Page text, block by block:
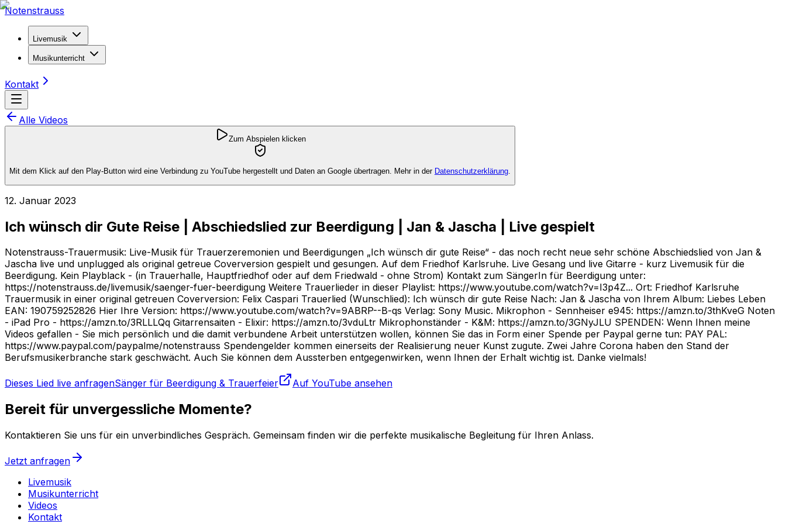
Notenstrauss
Livemusik
Musikunterricht
Kontakt
Alle Videos
Zum Abspielen klicken
Mit dem Klick auf den Play-Button wird eine Verbindung zu YouTube hergestellt und Daten an Google übertragen. Mehr in der Datenschutzerklärung.
12. Januar 2023
Ich wünsch dir Gute Reise | Abschiedslied zur Beerdigung | Jan & Jascha | Live gespielt
Notenstrauss-Trauermusik: Live-Musik für Trauerzeremonien und Beerdigungen „Ich wünsch dir gute Reise“ - das noch recht neue sehr schöne Abschiedslied von Jan &
Jascha live und unplugged als original getreue Coverversion gespielt und gesungen. Auf dem Friedhof Karlsruhe. Live Gesang und live Gitarre - kurz Livemusik für die
Beerdigung. Kein Playblack - (in Trauerhalle, Hauptfriedhof oder auf dem Friedwald - ohne Strom) Kontakt zum SängerIn für Beerdigung unter:
https://notenstrauss.de/livemusik/saenger-fuer-beerdigung Weitere Trauerlieder in dieser Playlist: https://www.youtube.com/watch?v=I3p4Z... Ort: Friedhof Karlsruhe
Trauermusik in einer original getreuen Coverversion: Felix Caspari Trauerlied (Wunschlied): Ich wünsch dir gute Reise Nach: Jan & Jascha von Ihrem Album: Liebes Leben
EAN: 190759252826 Hier Ihre Version: https://www.youtube.com/watch?v=9ABRP--B-qs Verlag: Sony Music. Mikrophon - Sennheiser e945: https://amzn.to/3thKveG Noten
- iPad Pro - https://amzn.to/3RLLLQq Gitarrensaiten - Elixir: https://amzn.to/3vduLtr Mikrophonständer - K&M: https://amzn.to/3GNyJLU SPENDEN: Wenn Ihnen meine
Videos gefallen - Sie mich persönlich und die damit verbundene Arbeit unterstützen wollen, können Sie das in Form einer Spende per Paypal gerne tun: PAY PAL:
https://www.paypal.com/paypalme/notenstrauss Spendengelder kommen einerseits der Realisierung neuer Kunst zugute. Zwei Jahre Corona haben den Stand der
Berufsmusikerbranche stark geschwächt. Auch Sie können dem Aussterben entgegenwirken, wenn Ihnen der Erhalt wichtig ist. Danke vielmals!
Dieses Lied live anfragenSänger für Beerdigung & Trauerfeier Auf YouTube ansehen
Bereit für unvergessliche Momente?
Kontaktieren Sie uns für ein unverbindliches Gespräch. Gemeinsam finden wir die perfekte musikalische Begleitung für Ihren Anlass.
Jetzt anfragen
Livemusik
Musikunterricht
Videos
Kontakt